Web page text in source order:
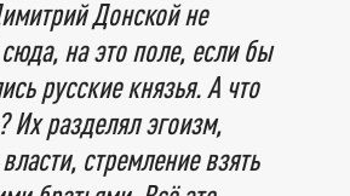
Донской не
на это поле, если бы
русские князья. А что
Их разделял эгоизм,
стремление взять